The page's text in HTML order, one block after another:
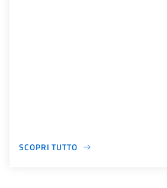
SCOPRI TUTTO